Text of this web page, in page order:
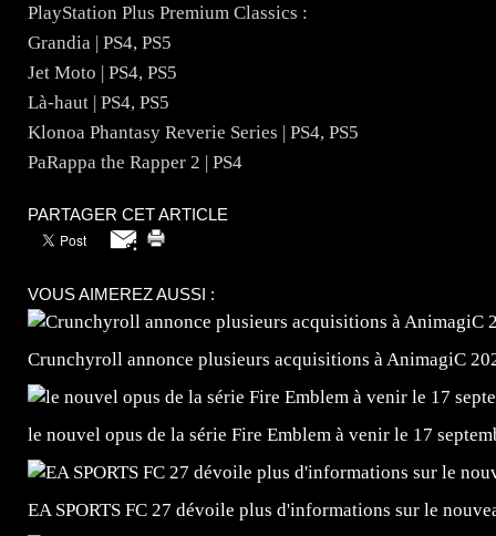
PlayStation Plus Premium Classics :
Grandia | PS4, PS5
Jet Moto | PS4, PS5
Là-haut | PS4, PS5
Klonoa Phantasy Reverie Series | PS4, PS5
PaRappa the Rapper 2 | PS4
PARTAGER CET ARTICLE
VOUS AIMEREZ AUSSI :
Crunchyroll annonce plusieurs acquisitions à AnimagiC
le nouvel opus de la série Fire Emblem à venir le 17
EA SPORTS FC 27 dévoile plus d'informations sur le